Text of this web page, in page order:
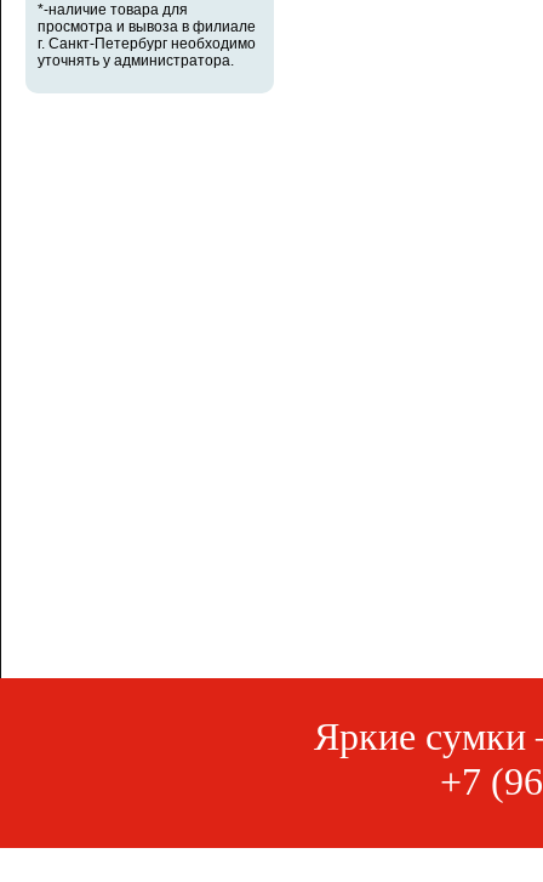
*-наличие товара для
просмотра и вывоза в филиале
г. Санкт-Петербург необходимо
уточнять у администратора.
Яркие
+7